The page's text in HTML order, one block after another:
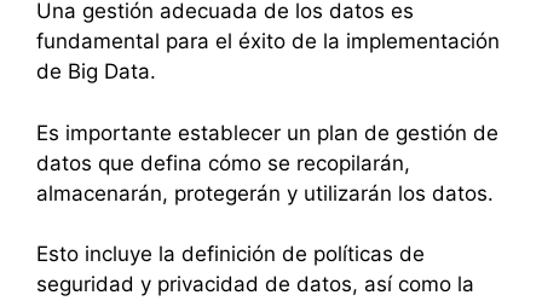
Una gestión adecuada de los datos es
fundamental para el éxito de la implementación
de Big Data.
Es importante establecer un plan de gestión de
datos que defina cómo se recopilarán,
almacenarán, protegerán y utilizarán los datos.
Esto incluye la definición de políticas de
seguridad y privacidad de datos, así como la